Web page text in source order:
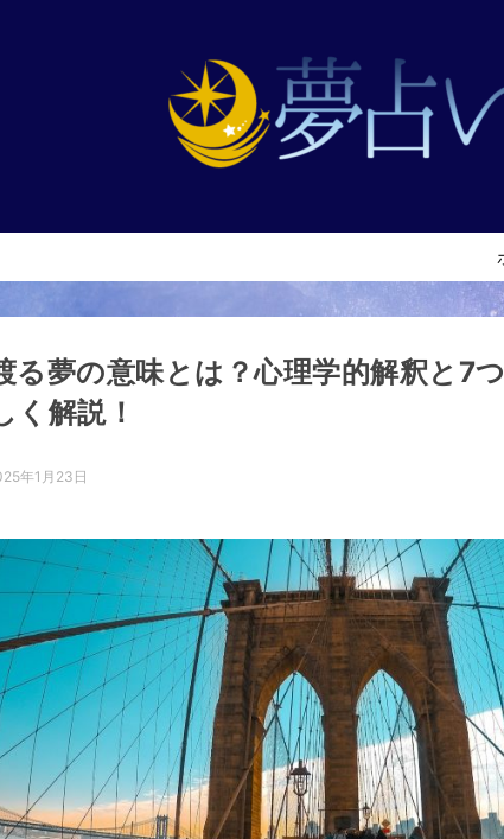
る夢の意味とは？心理学的解釈と7
く解説！
年1月23日